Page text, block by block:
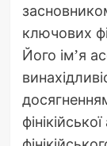
ключових
Його ім’я